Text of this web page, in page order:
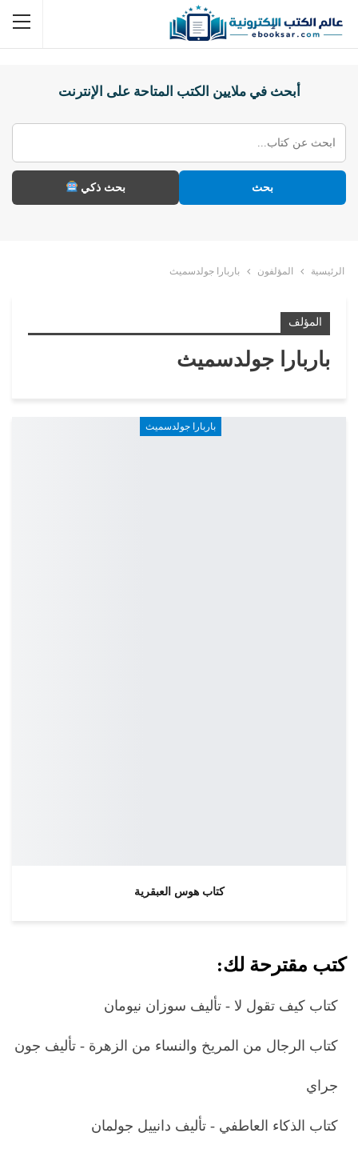
أبحث في ملايين الكتب المتاحة على الإنترنت
بحث بحث ذكي
الرئيسية المؤلفون باربارا جولدسميث
المؤلف
باربارا جولدسميث
باربارا جولدسميث
كتاب هوس العبقرية
كتب مقترحة لك:
كتاب كيف تقول لا - تأليف سوزان نيومان
كتاب الرجال من المريخ والنساء من الزهرة - تأليف جون
جراي
كتاب الذكاء العاطفي - تأليف دانييل جولمان